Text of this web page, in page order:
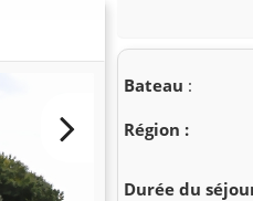
Bateau :
Région :
Durée du